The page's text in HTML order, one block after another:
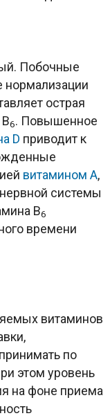
Побочные
острая
6. Повышенное
D приводит к
витамином А,
системы
B6
времени
витаминов
по
этом уровень
на фоне приема